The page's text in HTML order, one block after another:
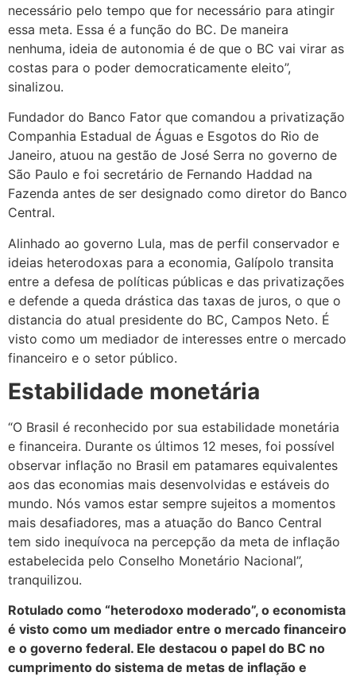
necessário pelo tempo que for necessário para atingir
essa meta. Essa é a função do BC. De maneira
nenhuma, ideia de autonomia é de que o BC vai virar as
costas para o poder democraticamente eleito”,
sinalizou.
Fundador do Banco Fator que comandou a privatização
Companhia Estadual de Águas e Esgotos do Rio de
Janeiro, atuou na gestão de José Serra no governo de
São Paulo e foi secretário de Fernando Haddad na
Fazenda antes de ser designado como diretor do Banco
Central.
Alinhado ao governo Lula, mas de perfil conservador e
ideias heterodoxas para a economia, Galípolo transita
entre a defesa de políticas públicas e das privatizações
e defende a queda drástica das taxas de juros, o que o
distancia do atual presidente do BC, Campos Neto. É
visto como um mediador de interesses entre o mercado
financeiro e o setor público.
Estabilidade monetária
“O Brasil é reconhecido por sua estabilidade monetária
e financeira. Durante os últimos 12 meses, foi possível
observar inflação no Brasil em patamares equivalentes
aos das economias mais desenvolvidas e estáveis do
mundo. Nós vamos estar sempre sujeitos a momentos
mais desafiadores, mas a atuação do Banco Central
tem sido inequívoca na percepção da meta de inflação
estabelecida pelo Conselho Monetário Nacional”,
tranquilizou.
Rotulado como “heterodoxo moderado”, o economista
é visto como um mediador entre o mercado financeiro
e o governo federal. Ele destacou o papel do BC no
cumprimento do sistema de metas de inflação e